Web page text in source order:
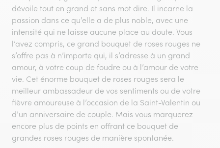
dévoile tout en grand et sans mot dire. Il incarne la
passion dans ce qu’elle a de plus noble, avec une
intensité qui ne laisse aucune place au doute. Vous
l’avez compris, ce grand bouquet de roses rouges ne
s’offre pas à n’importe qui, il s’adresse à un grand
amour, à votre coup de foudre ou à l’amour de votre
vie. Cet énorme bouquet de roses rouges sera le
meilleur ambassadeur de vos sentiments ou de votre
fièvre amoureuse à l’occasion de la Saint-Valentin ou
d’un anniversaire de couple. Mais vous marquerez
encore plus de points en offrant ce bouquet de
grandes roses rouges de manière spontanée.